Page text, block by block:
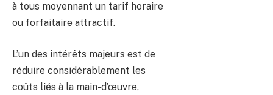
à tous moyennant un tarif horaire
ou forfaitaire attractif.
L’un des intérêts majeurs est de
réduire considérablement les
coûts liés à la main-d’œuvre,